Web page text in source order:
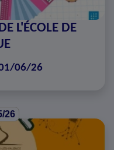
L'ÉCOLE DE
06/26
26